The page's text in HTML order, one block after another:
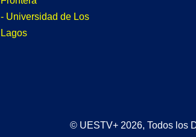
- Universidad de Los
Lagos
© UESTV+ 2026, Todos los